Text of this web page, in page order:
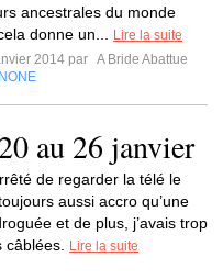
ancestrales du monde
donne un...
Lire la suite
2014 par A Bride Abattue
NONE
au 26 janvier
de regarder la télé le
aussi accro qu’une
et de plus, j’avais trop
Lire la suite